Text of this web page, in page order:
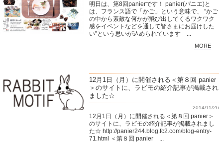
明日は、第8回panierです！ panier(パニエ)と
は、フランス語で「かご」という意味で、 “かご
の中から素敵な何かが飛び出してくるワクワク
感をイベントなどを通して皆さまにお届けした
い”という思いが込められています ...
MORE
12月1日（月）に開催される＜第８回 panier
＞のサイトに、ラビモの紹介記事が掲載され
ました☆
2014/11/26
12月1日（月）に開催される＜第８回 panier＞
のサイトに、ラビモの紹介記事が掲載されまし
た☆ http://panier244.blog.fc2.com/blog-entry-
71.html ＜第８回 panier ...